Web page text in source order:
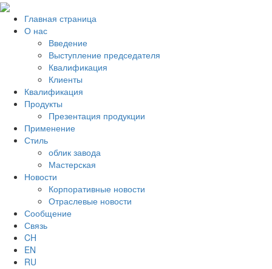
Главная страница
О нас
Введение
Выступление председателя
Квалификация
Клиенты
Квалификация
Продукты
Презентация продукции
Применение
Стиль
облик завода
Мастерская
Новости
Корпоративные новости
Отраслевые новости
Сообщение
Связь
CH
EN
RU